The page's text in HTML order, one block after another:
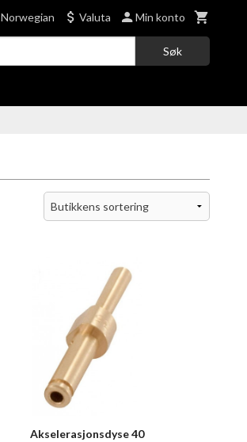
Norwegian Valuta Min konto
Søk
Akselerasjonsdyse 40